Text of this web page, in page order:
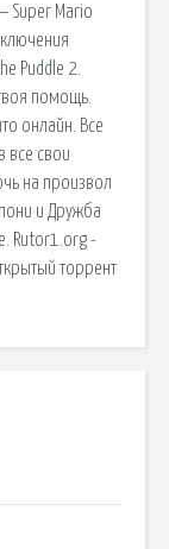
Super Mario
Puddle 2.
помощь.
онлайн. Все
все свои
на произвол
и Дружба
Rutor1.org -
торрент